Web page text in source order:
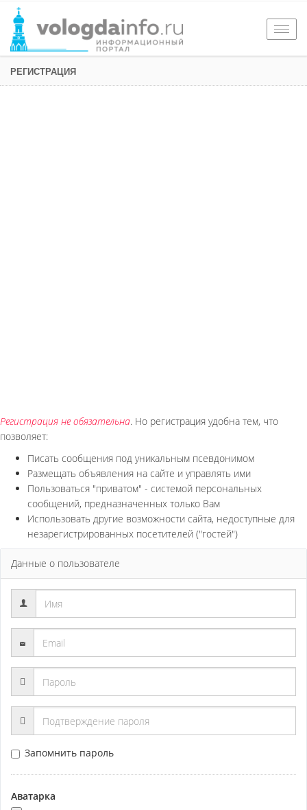
РЕГИСТРАЦИЯ
Регистрация не обязательна. Но регистрация удобна тем, что
позволяет:
Писать сообщения под уникальным псевдонимом
Размещать объявления на сайте и управлять ими
Пользоваться "приватом" - системой персональных
сообщений, предназначенных только Вам
Использовать другие возможности сайта, недоступные для
незарегистрированных посетителей ("гостей")
Данные о пользователе
Запомнить пароль
Аватарка